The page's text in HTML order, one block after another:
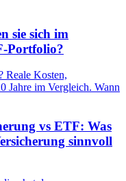
sie sich im
Portfolio?
Reale Kosten,
Jahre im Vergleich. Wann
vs ETF: Was
sinnvoll